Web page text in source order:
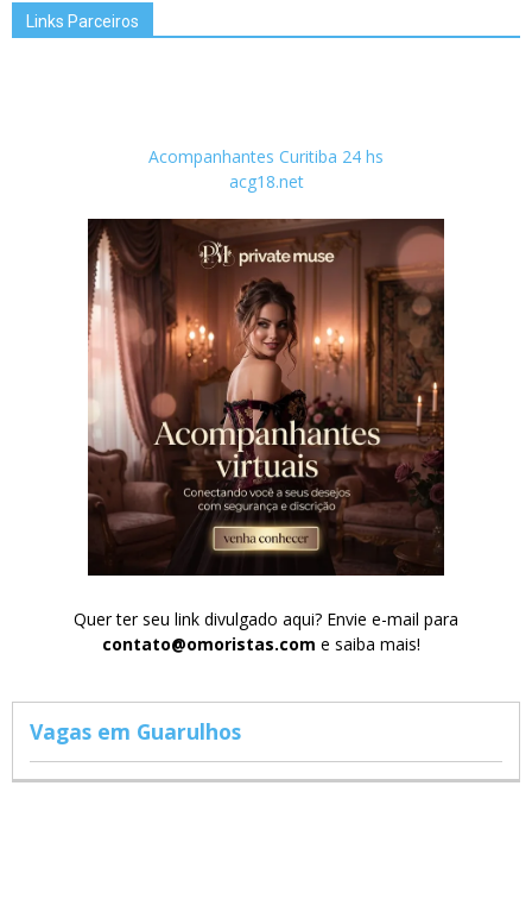
Links Parceiros
Acompanhantes Curitiba 24 hs
acg18.net
Quer ter seu link divulgado aqui? Envie e-mail para
contato@omoristas.com e saiba mais!
Vagas em Guarulhos